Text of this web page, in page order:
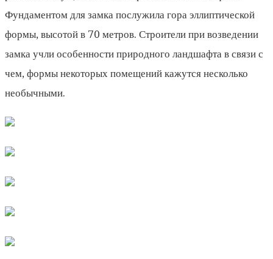
Фундаментом для замка послужила гора эллиптической
формы, высотой в 70 метров. Строители при возведении
замка учли особенности природного ландшафта в связи с
чем, формы некоторых помещений кажутся несколько
необычными.